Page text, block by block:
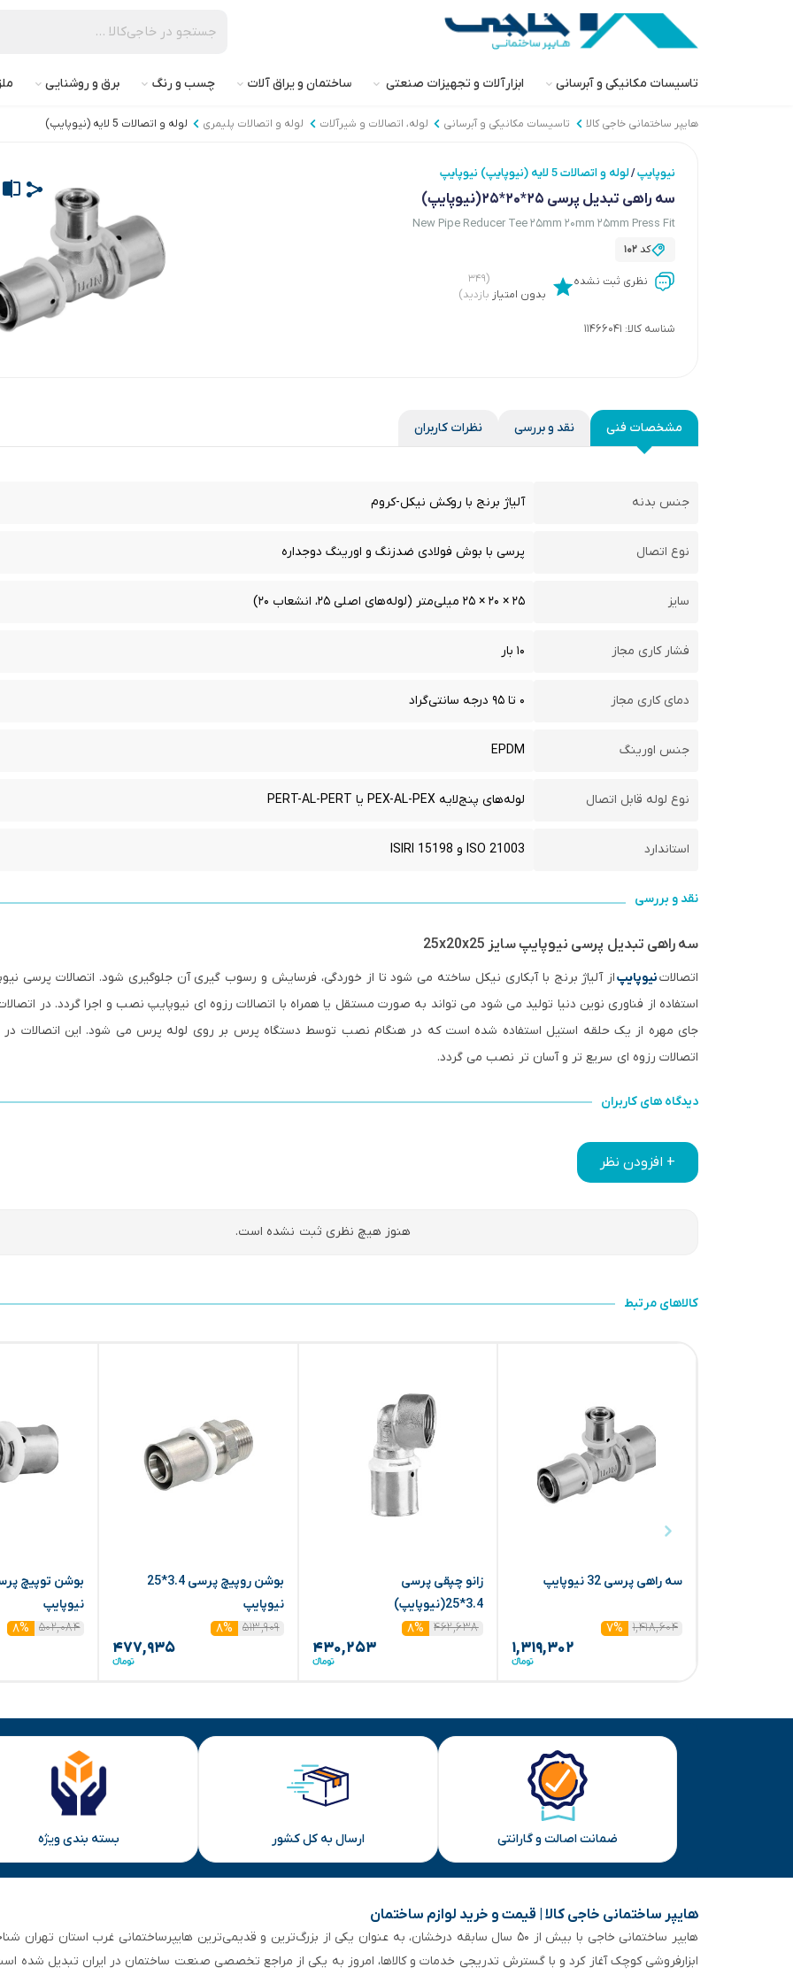
تاسیسات مکانیکی و آبرسانی ابزارآلات و تجهیزات صنعتی ساختمان و یراق آلات چسب و رنگ برق و روشنایی
هایپر ساختمانی خاجی‌ کالا تاسیسات مکانیکی و آبرسانی لوله، اتصالات و شیرآلات لوله و اتصالات پلیمری لوله و اتصالات 5 لایه (نیوپایپ)
نیوپایپ/لوله و اتصالات 5 لایه (نیوپایپ) نیوپایپ
سه راهی تبدیل پرسی 25*20*25(نیوپایپ)
New Pipe Reducer Tee 25mm 20mm 25mm Press Fit
کد102
نظری ثبت نشده
بدون امتیاز
(۳۴۹
بازدید)
شناسه کالا: 11466041
مشخصات فنی نقد و بررسی نظرات کاربران
جنس بدنه آلیاژ برنج با روکش نیکل-کروم
نوع اتصال پرسی با بوش فولادی ضدزنگ و اورینگ دوجداره
سایز ۲۵ × ۲۰ × ۲۵ میلی‌متر (لوله‌های اصلی ۲۵، انشعاب ۲۰)
فشار کاری مجاز ۱۰ بار
دمای کاری مجاز ۰ تا ۹۵ درجه سانتی‌گراد
جنس اورینگ EPDM
نوع لوله قابل اتصال لوله‌های پنج‌لایه PEX-AL-PEX یا PERT-AL-PERT
استاندارد ISO 21003 و ISIRI 15198
نقد و بررسی
سه راهی تبدیل پرسی نیوپایپ سایز 25x20x25
اتصالاتنیوپایپاز آلیاژ برنج با آبکاری نیکل ساخته می شود تا از خوردگی، فرسایش و رسوب گیری آن جلوگیری شود. اتصالات پرسی
استفاده از فناوری نوین دنیا تولید می شود می تواند به صورت مستقل یا همراه با اتصالات رزوه ای نیوپایپ نصب و اجرا گردد. در
جای مهره از یک حلقه استیل استفاده شده است که در هنگام نصب توسط دستگاه پرس بر روی لوله پرس می شود. این اتصالات در
اتصالات رزوه ای سریع تر و آسان تر نصب می گردد.
دیدگاه های کاربران
+ افزودن نظر
هنوز هیچ نظری ثبت نشده است.
کالاهای مرتبط
سه راهی پرسی 32 نیوپایپ
۱,۴۱۸,۶۰۴ ۷%
۱,۳۱۹,۳۰۲
زانو چپقی پرسی
3.4*25(نیوپایپ)
۴۶۲,۶۳۸
۸%
۴۳۰,۲۵۳
بوشن روپیچ پرسی 3.4*25
نیوپایپ
۵۱۳,۹۰۹
۸%
۴۷۷,۹۳۵
نیوپایپ
۵۰۲,۰۸۴
۸%
ضمانت اصالت و گارانتی ارسال به کل کشور بسته بندی ویژه
هایپر ساختمانی خاجی‌ کالا | قیمت و خرید لوازم ساختمان
هایپر ساختمانی خاجی‌ با بیش از ۵۰ سال سابقه‌ درخشان، به عنوان یکی از بزرگ‌ترین و قدیمی‌ترین هایپرساختمانی‌ غرب
ابزارفروشی کوچک آغاز کرد و با گسترش تدریجی خدمات و کالاها، امروز به یکی از مراجع تخصصی صنعت ساختمان در ایران تبدیل شده